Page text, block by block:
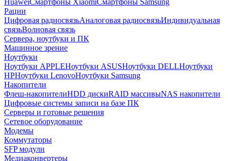
HuaweiСмартфоны XiaomiСмартфоны Samsung
Рации
Цифровая радиосвязьАналоговая радиосвязьИндивидуальная
связьВолновая связь
Сервера, ноутбуки и ПК
Машинное зрение
Ноутбуки
Ноутбуки APPLEНоутбуки ASUSНоутбуки DELLНоутбуки
HPНоутбуки LenovoНоутбуки Samsung
Накопители
Флеш-накопителиHDD дискиRAID массивыNAS накопители
Цифровые системы записи на базе ПК
Серверы и готовые решения
Сетевое оборудование
Модемы
Коммутаторы
SFP модули
Медиаконвертеры